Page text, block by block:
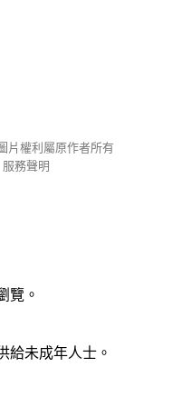
片權利屬原作者所有
服務聲明
覽。
給未成年人士。